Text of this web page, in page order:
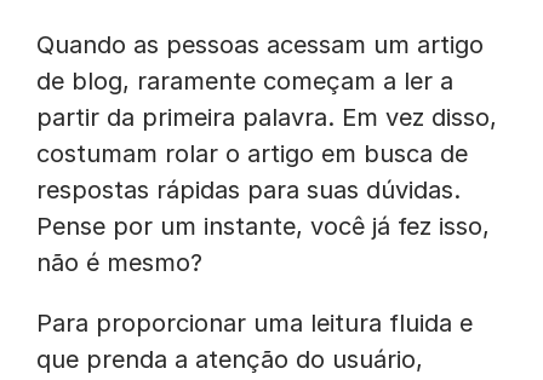
Quando as pessoas acessam um artigo
de blog, raramente começam a ler a
partir da primeira palavra. Em vez disso,
costumam rolar o artigo em busca de
respostas rápidas para suas dúvidas.
Pense por um instante, você já fez isso,
não é mesmo?
Para proporcionar uma leitura fluida e
que prenda a atenção do usuário,